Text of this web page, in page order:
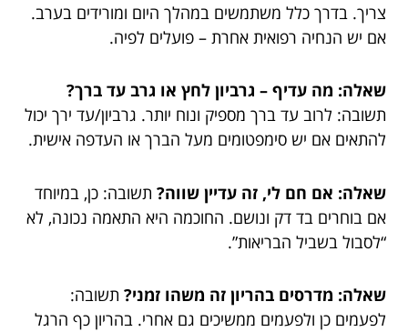
צריך. בדרך כלל משתמשים במהלך היום ומורידים בערב.
אם יש הנחיה רפואית אחרת – פועלים לפיה.
שאלה: מה עדיף – גרביון לחץ או גרב עד ברך?
תשובה: לרוב עד ברך מספיק ונוח יותר. גרביון/עד ירך יכול
להתאים אם יש סימפטומים מעל הברך או העדפה אישית.
שאלה: אם חם לי, זה עדיין שווה? תשובה: כן, במיוחד
אם בוחרים בד דק ונושם. החוכמה היא התאמה נכונה, לא
“לסבול בשביל הבריאות”.
שאלה: מדרסים בהריון זה משהו זמני? תשובה:
לפעמים כן ולפעמים ממשיכים גם אחרי. בהריון כף הרגל